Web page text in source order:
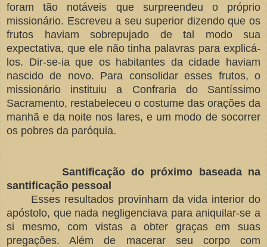
foram tão notáveis que surpreendeu o próprio
missionário. Escreveu a seu superior dizendo que os
frutos haviam sobrepujado de tal modo sua
expectativa, que ele não tinha palavras para explicá-
los. Dir-se-ia que os habitantes da cidade haviam
nascido de novo. Para consolidar esses frutos, o
missionário instituiu a Confraria do Santíssimo
Sacramento, restabeleceu o costume das orações da
manhã e da noite nos lares, e um modo de socorrer
os pobres da paróquia.
Santificação do próximo baseada na
santificação pessoal
Esses resultados provinham da vida interior do
apóstolo, que nada negligenciava para aniquilar-se a
si mesmo, com vistas a obter graças em suas
pregações. Além de macerar seu corpo com